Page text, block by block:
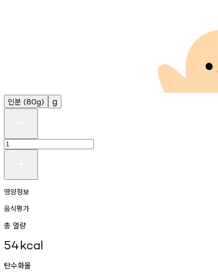
인분 (80g) g
영양정보
음식평가
총 열량
54kcal
탄수화물